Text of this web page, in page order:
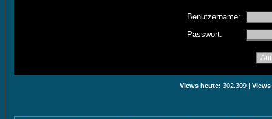
Benutzername:
Passwort:
Views heute: 302.309 |